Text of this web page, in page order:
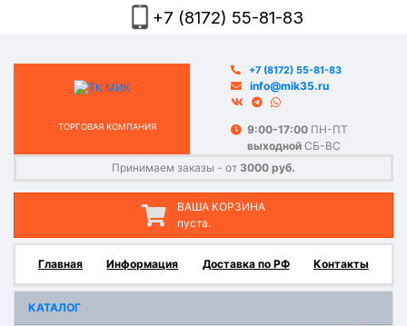
+7 (8172) 55-81-83
ТОРГОВАЯ КОМПАНИЯ
Принимаем заказы - от 3000 руб.
+7 (8172) 55-81-83
info@mik35.ru
9:00-17:00 ПН-ПТ
выходной СБ-ВС
ВАША КОРЗИНА
пуста.
Главная Информация Доставка по РФ Контакты
КАТАЛОГ